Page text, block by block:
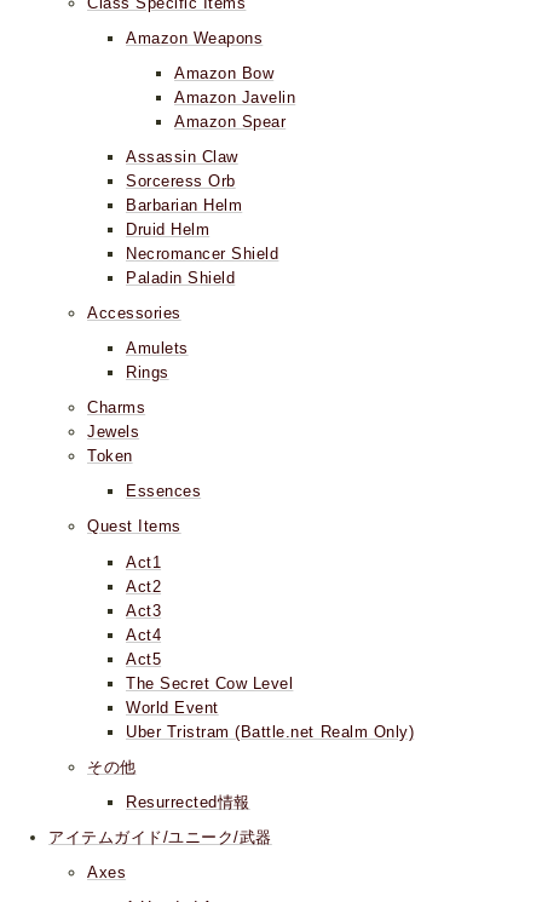
Amazon Weapons
Amazon Bow
Amazon Javelin
Amazon Spear
Assassin Claw
Sorceress Orb
Barbarian Helm
Druid Helm
Necromancer Shield
Paladin Shield
Accessories
Amulets
Rings
Charms
Jewels
Token
Essences
Quest Items
Act1
Act2
Act3
Act4
Act5
The Secret Cow Level
World Event
Uber Tristram (Battle.net Realm Only)
その他
Resurrected情報
アイテムガイド/ユニーク/武器
Axes